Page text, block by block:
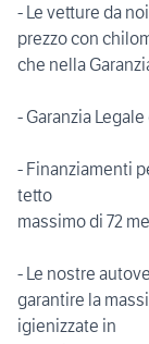
- Le vetture da
prezzo con
che nella
- Garanzia
- Finanziamenti
tetto
massimo di 72
- Le nostre
garantire la
igienizzate in